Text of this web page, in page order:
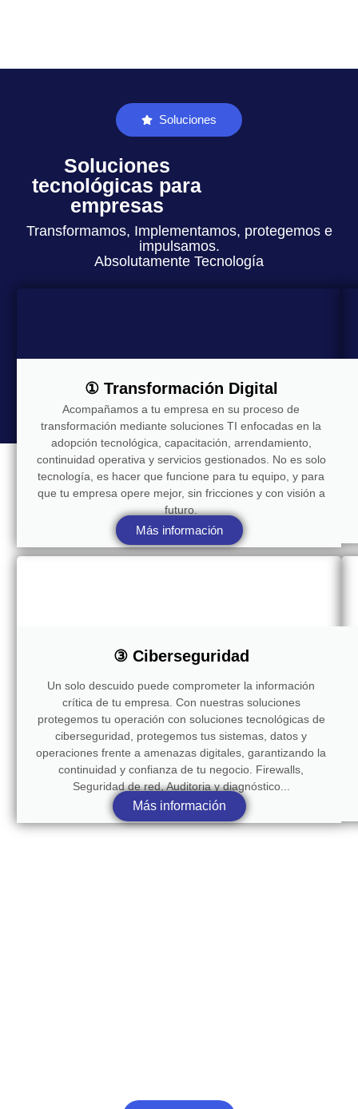
Soluciones
Soluciones
tecnológicas para
empresas
Transformamos, Implementamos, protegemos e
impulsamos.
Absolutamente Tecnología
① Transformación Digital
Acompañamos a tu empresa en su proceso de
transformación mediante soluciones TI enfocadas en la
adopción tecnológica, capacitación, arrendamiento,
continuidad operativa y servicios gestionados. No es solo
tecnología, es hacer que funcione para tu equipo, y para
que tu empresa opere mejor, sin fricciones y con visión a
futuro.
Más información
③ Ciberseguridad
Un solo descuido puede comprometer la información
crítica de tu empresa. Con nuestras soluciones
protegemos tu operación con soluciones tecnológicas de
ciberseguridad, protegemos tus sistemas, datos y
operaciones frente a amenazas digitales, garantizando la
continuidad y confianza de tu negocio. Firewalls,
Seguridad de red, Auditoria y diagnóstico...
Más información